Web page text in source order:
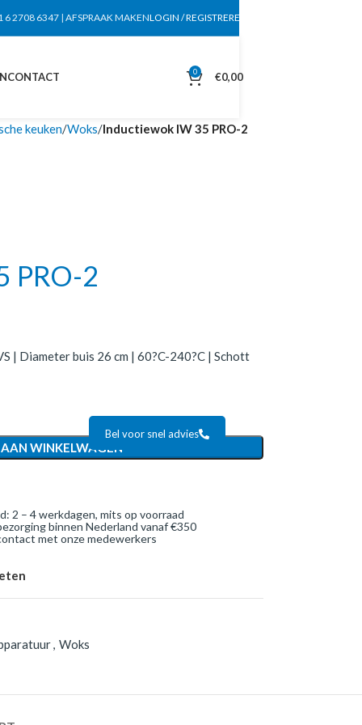
6 2708 6347 | AFSPRAAK MAKENLOGIN / REGISTREREN
CONTACT 0 €0,00
keuken Woks Inductiewok IW 35 PRO-2
PRO-2
| Diameter buis 26 cm | 60?C-240?C | Schott
WINKELWAGEN
Bel voor snel advies
2 – 4 werkdagen, mits op voorraad
binnen Nederland vanaf €350
met onze medewerkers
, Woks